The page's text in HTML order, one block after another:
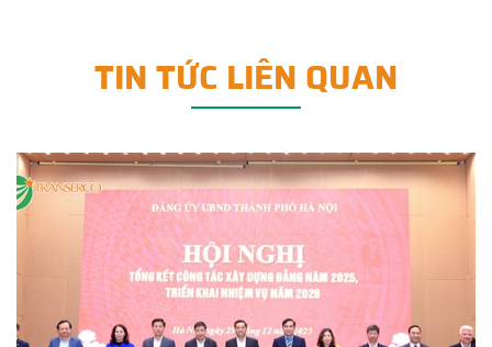
TIN TỨC LIÊN QUAN